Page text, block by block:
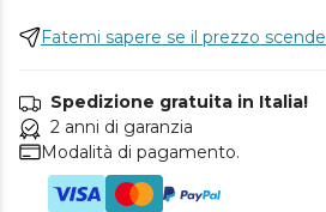
Fatemi sapere se il prezzo scende
Spedizione gratuita in Italia!
2 anni di garanzia
Modalità di pagamento.